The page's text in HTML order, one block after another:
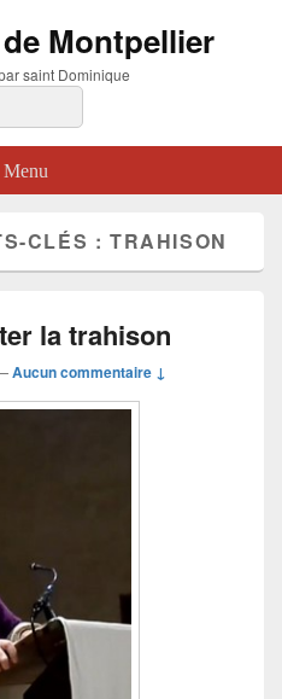
Montpellier
saint Dominique
:
Menu
CLÉS :TRAHISON
la trahison
Aucun commentaire ↓